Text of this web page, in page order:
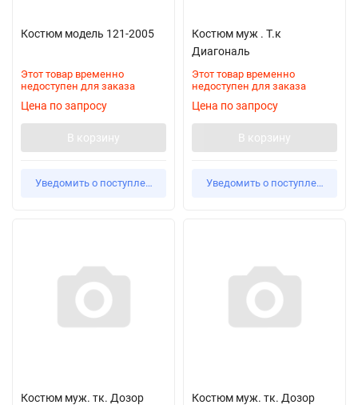
Костюм модель 121-2005
Этот товар временно
недоступен для заказа
Цена по запросу
В корзину
Уведомить о поступлении
Костюм муж . Т.к
Диагональ
Этот товар временно
недоступен для заказа
Цена по запросу
В корзину
Уведомить о поступлении
Костюм муж. тк. Дозор
Костюм муж. тк. Дозор